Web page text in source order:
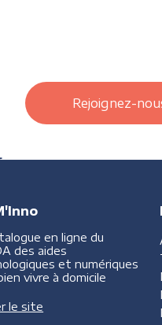
Rejoignez-
en ligne du
des aides
et numériques
vivre à domicile
le site